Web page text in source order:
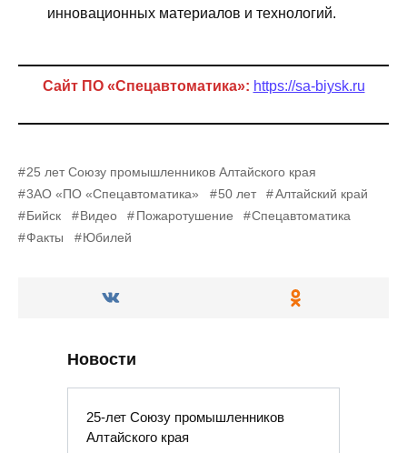
инновационных материалов и технологий.
Сайт ПО «Спецавтоматика»: https://sa-biysk.ru
25 лет Союзу промышленников Алтайского края
3AO «ПО «Спецавтоматика»
50 лет
Алтайский край
Бийск
Видео Пожаротушение
Спецавтоматика
Факты
Юбилей
Новости
25-лет Союзу промышленников
Алтайского края